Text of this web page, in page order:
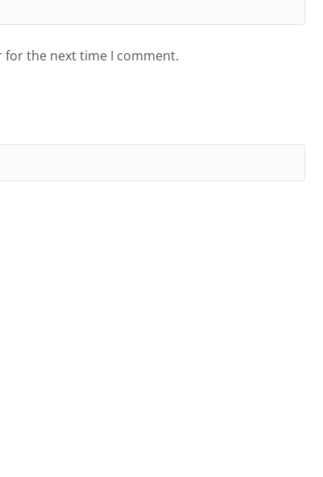
for the next time I comment.